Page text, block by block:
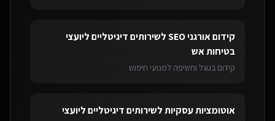
קידום אורגני SEO לשירותים דיגיטליים ליועצי
בטיחות אש
קידום בגוגל וחשיפה למנועי חיפוש
אוטומציות עסקיותלשירותים דיגיטליים ליועצי